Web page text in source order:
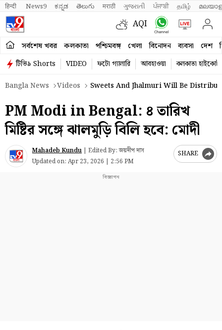
हिन्दी News9 ಕನ್ನಡ తెలుగు मराठी ગુજરાતી ਪੰਜਾਬੀ தமிழ்
AQI
সর্বশেষ খবর কলকাতা পশ্চিমবঙ্গ খেলা বিনোদন ব্যবসা দেশ
টিভি৯ Shorts VIDEO ফটো গ্যালারি আবহাওয়া
কলকাতা হাইকোর্ট
Bangla News
Videos Sweets And Jhalmuri Will Be
PM Modi in Bengal: ৪ তারিখ
মিষ্টির সঙ্গে ঝালমুড়ি বিলি হবে: মোদী
Mahadeb Kundu | Edited By: জয়দীপ দাস
Updated on: Apr 23, 2026 | 2:56 PM
SHARE